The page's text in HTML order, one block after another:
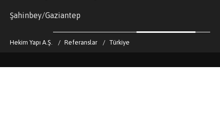
Şahinbey/Gaziantep
Hekim Yapı A.Ş. Referanslar Türkiye